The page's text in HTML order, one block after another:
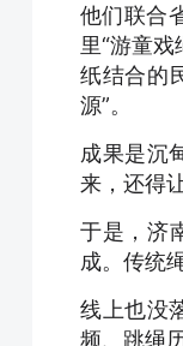
他们联合
里“游童
纸结合的
源”。
成果是沉
来，还得
于是，济
成。传统
线上也没
频、跳绳